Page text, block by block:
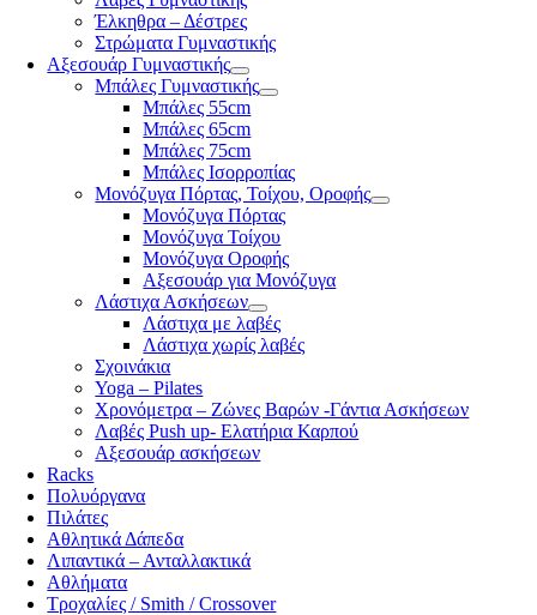
Έλκηθρα – Δέστρες
Στρώματα Γυμναστικής
Αξεσουάρ Γυμναστικής
Μπάλες Γυμναστικής
Μπάλες 55cm
Μπάλες 65cm
Μπάλες 75cm
Μπάλες Ισορροπίας
Μονόζυγα Πόρτας, Τοίχου, Οροφής
Μονόζυγα Πόρτας
Μονόζυγα Τοίχου
Μονόζυγα Οροφής
Αξεσουάρ για Μονόζυγα
Λάστιχα Ασκήσεων
Λάστιχα με λαβές
Λάστιχα χωρίς λαβές
Σχοινάκια
Yoga – Pilates
Χρονόμετρα – Ζώνες Βαρών -Γάντια Ασκήσεων
Λαβές Push up- Ελατήρια Καρπού
Αξεσουάρ ασκήσεων
Racks
Πολυόργανα
Πιλάτες
Αθλητικά Δάπεδα
Λιπαντικά – Ανταλλακτικά
Αθλήματα
Τροχαλίες / Smith / Crossover